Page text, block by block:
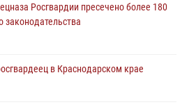
Росгвардии пресечено более 180
законодательства
в Краснодарском крае